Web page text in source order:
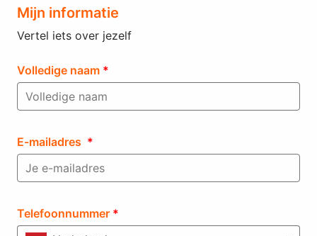
Mijn informatie
Vertel iets over jezelf
Volledige naam *
E-mailadres *
Telefoonnummer *